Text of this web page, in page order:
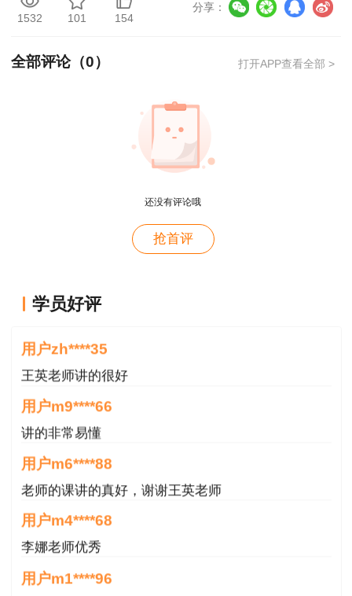
专业技术人员职业资格考试报名。
（二）报考人员信息
身份证件类型：
身份证件号码：
××××职业资格考试报名证明事项。
（二）设定证明事项的依据
法。
报考人员符合考试报名条件、免试部分科目条件中
关于学历、专业、学位、专业工作年限，专业技术
（四）承诺的方式
1532 101 154
分享：
全部评论（0） 打开APP查看全部 >
还没有评论哦
抢首评
学员好评
用户m1****68
用户zh****35
王英老师讲的很好
用户m9****66
讲的非常易懂
用户m6****88
老师的课讲的真好，谢谢王英老师
用户m4****68
李娜老师优秀
用户m1****96